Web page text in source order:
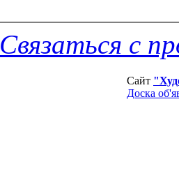
Связаться с
Сайт
Доска